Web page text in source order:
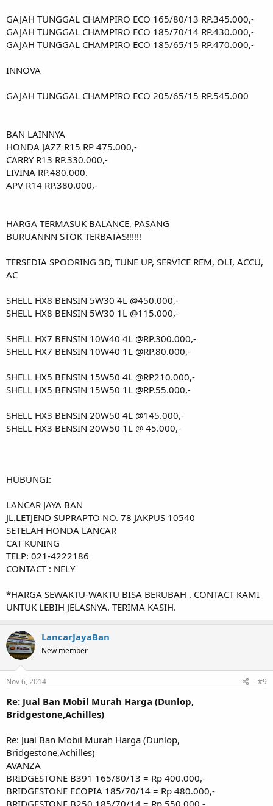
GAJAH TUNGGAL CHAMPIRO ECO 165/80/13 RP.345.000,-
GAJAH TUNGGAL CHAMPIRO ECO 185/70/14 RP.430.000,-
GAJAH TUNGGAL CHAMPIRO ECO 185/65/15 RP.470.000,-
INNOVA
GAJAH TUNGGAL CHAMPIRO ECO 205/65/15 RP.545.000
BAN LAINNYA
HONDA JAZZ R15 RP 475.000,-
CARRY R13 RP.330.000,-
LIVINA RP.480.000.
APV R14 RP.380.000,-
HARGA TERMASUK BALANCE, PASANG
BURUANNN STOK TERBATAS!!!!!!
TERSEDIA SPOORING 3D, TUNE UP, SERVICE REM, OLI, ACCU,
AC
SHELL HX8 BENSIN 5W30 4L @450.000,-
SHELL HX8 BENSIN 5W30 1L @115.000,-
SHELL HX7 BENSIN 10W40 4L @RP.300.000,-
SHELL HX7 BENSIN 10W40 1L @RP.80.000,-
SHELL HX5 BENSIN 15W50 4L @RP210.000,-
SHELL HX5 BENSIN 15W50 1L @RP.55.000,-
SHELL HX3 BENSIN 20W50 4L @145.000,-
SHELL HX3 BENSIN 20W50 1L @ 45.000,-
HUBUNGI:
LANCAR JAYA BAN
JL.LETJEND SUPRAPTO NO. 78 JAKPUS 10540
SETELAH HONDA LANCAR
CAT KUNING
TELP: 021-4222186
CONTACT : NELY
*HARGA SEWAKTU-WAKTU BISA BERUBAH . CONTACT KAMI
UNTUK LEBIH JELASNYA. TERIMA KASIH.
LancarJayaBan
New member
Nov 6, 2014 #9
Re: Jual Ban Mobil Murah Harga (Dunlop,
Bridgestone,Achilles)
Re: Jual Ban Mobil Murah Harga (Dunlop,
Bridgestone,Achilles)
AVANZA
BRIDGESTONE B391 165/80/13 = Rp 400.000,-
BRIDGESTONE ECOPIA 185/70/14 = Rp 480.000,-
BRIDGESTONE B250 185/70/14 = Rp 550.000,-